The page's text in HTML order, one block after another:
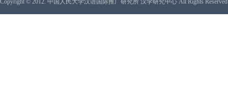
Copyright © 2012. 中国人民大学汉语国际推广研究所 汉学研究中心 All Rights